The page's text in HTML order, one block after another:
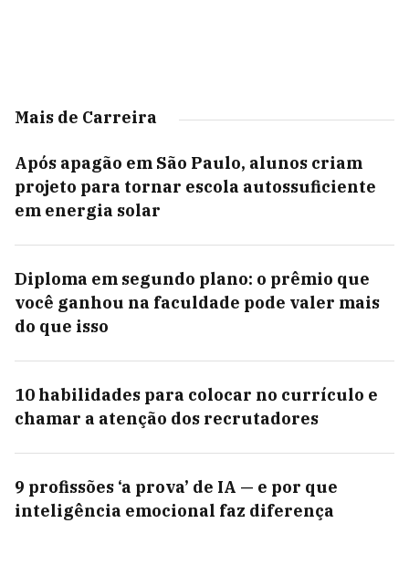
Mais de Carreira
Após apagão em São Paulo, alunos criam
projeto para tornar escola autossuficiente
em energia solar
Diploma em segundo plano: o prêmio que
você ganhou na faculdade pode valer mais
do que isso
10 habilidades para colocar no currículo e
chamar a atenção dos recrutadores
9 profissões ‘a prova’ de IA — e por que
inteligência emocional faz diferença